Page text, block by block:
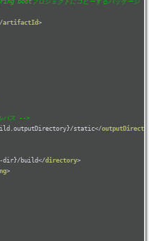
bootプロジェクトにコピーするパッケージ
artifactId>
パス -->
static</
dir}/build</directory>
>